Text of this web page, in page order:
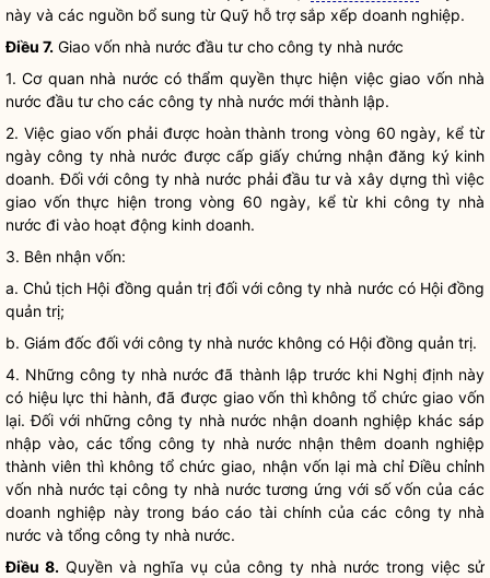
này và các nguồn bổ sung từ Quỹ hỗ trợ sắp xếp doanh nghiệp.
Điều 7. Giao vốn nhà nước đầu tư cho công ty nhà nước
1. Cơ quan nhà nước có thẩm quyềnthực hiện việc giao vốn nhà
nước đầu tư cho các công ty nhà nước mới thành lập.
2. Việc giao vốn phải được hoàn thành trong vòng 60 ngày, kể từ
ngàycông ty nhà nước được cấp giấy chứng nhậnđăng ký kinh
doanh. Đối với công ty nhà nước phải đầu tư và xây dựng thì việc
giao vốn thực hiện trong vòng 60 ngày, kể từ khi công ty nhà
nước đi vào hoạt động kinh doanh.
3. Bên nhận vốn:
a. Chủ tịch Hội đồng quản trị đối vớicông ty nhà nước có Hội đồng
quản trị;
b. Giám đốc đối với công ty nhà nước không có Hội đồng quản trị.
4. Nhữngcông ty nhà nước đã thành lập trước khi Nghị định này
có hiệu lực thi hành, đã được giao vốn thì không tổ chức giao vốn
lại. Đối với nhữngcông ty nhà nước nhận doanh nghiệp khác sáp
nhập vào, các tổngcông ty nhà nước nhận thêm doanh nghiệp
thành viên thì không tổ chức giao, nhận vốn lại mà chỉ Điều chỉnh
vốn nhà nước tạicông ty nhà nước tương ứng với số vốn của các
doanh nghiệp này trong báo cáo tài chính của các công ty nhà
nước và tổng công ty nhà nước.
Điều 8. Quyền và nghĩa vụ của công ty nhà nước trong việc sử